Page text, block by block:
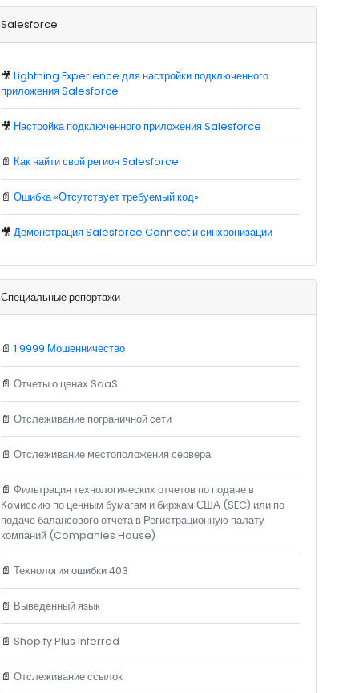
Salesforce
🎥 Lightning Experience для настройки подключенного
приложения Salesforce
🎥 Настройка подключенного приложения Salesforce
📄 Как найти свой регион Salesforce
📄 Ошибка «Отсутствует требуемый код»
🎥 Демонстрация Salesforce Connect и синхронизации
Специальные репортажи
📄 1.9999 Мошенничество
📄 Отчеты о ценах SaaS
📄 Отслеживание пограничной сети
📄 Отслеживание местоположения сервера
📄 Фильтрация технологических отчетов по подаче в
Комиссию по ценным бумагам и биржам США (SEC) или по
подаче балансового отчета в Регистрационную палату
компаний (Companies House)
📄 Технология ошибки 403
📄 Выведенный язык
📄 Shopify Plus Inferred
📄 Отслеживание ссылок